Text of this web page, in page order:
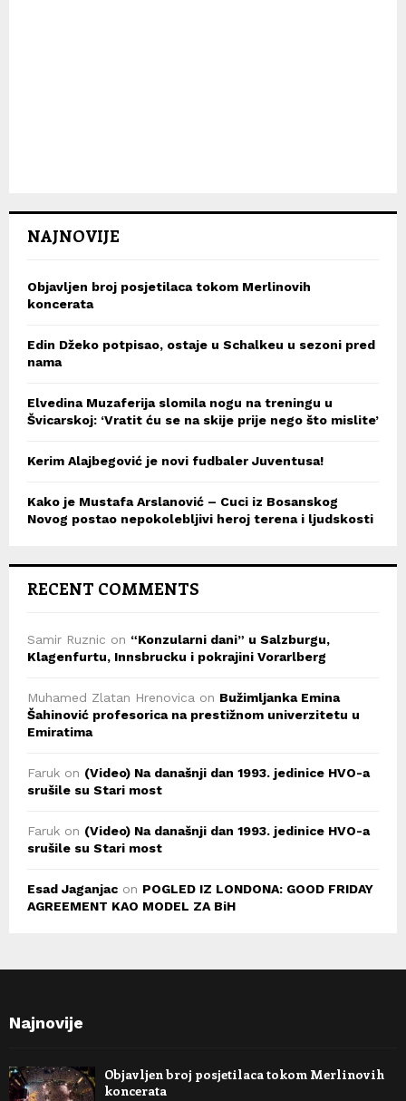
NAJNOVIJE
Objavljen broj posjetilaca tokom Merlinovih
koncerata
Edin Džeko potpisao, ostaje u Schalkeu u sezoni pred
nama
Elvedina Muzaferija slomila nogu na treningu u
Švicarskoj: ‘Vratit ću se na skije prije nego što mislite’
Kerim Alajbegović je novi fudbaler Juventusa!
Kako je Mustafa Arslanović – Cuci iz Bosanskog
Novog postao nepokolebljivi heroj terena i ljudskosti
RECENT COMMENTS
Samir Ruznic on “Konzularni dani” u Salzburgu,
Klagenfurtu, Innsbrucku i pokrajini Vorarlberg
Muhamed Zlatan Hrenovica on Bužimljanka Emina
Šahinović profesorica na prestižnom univerzitetu u
Emiratima
Faruk on (Video) Na današnji dan 1993. jedinice HVO-a
srušile su Stari most
Faruk on (Video) Na današnji dan 1993. jedinice HVO-a
srušile su Stari most
Esad Jaganjac on POGLED IZ LONDONA: GOOD FRIDAY
AGREEMENT KAO MODEL ZA BiH
Najnovije
Objavljen broj posjetilaca tokom Merlinovih
koncerata